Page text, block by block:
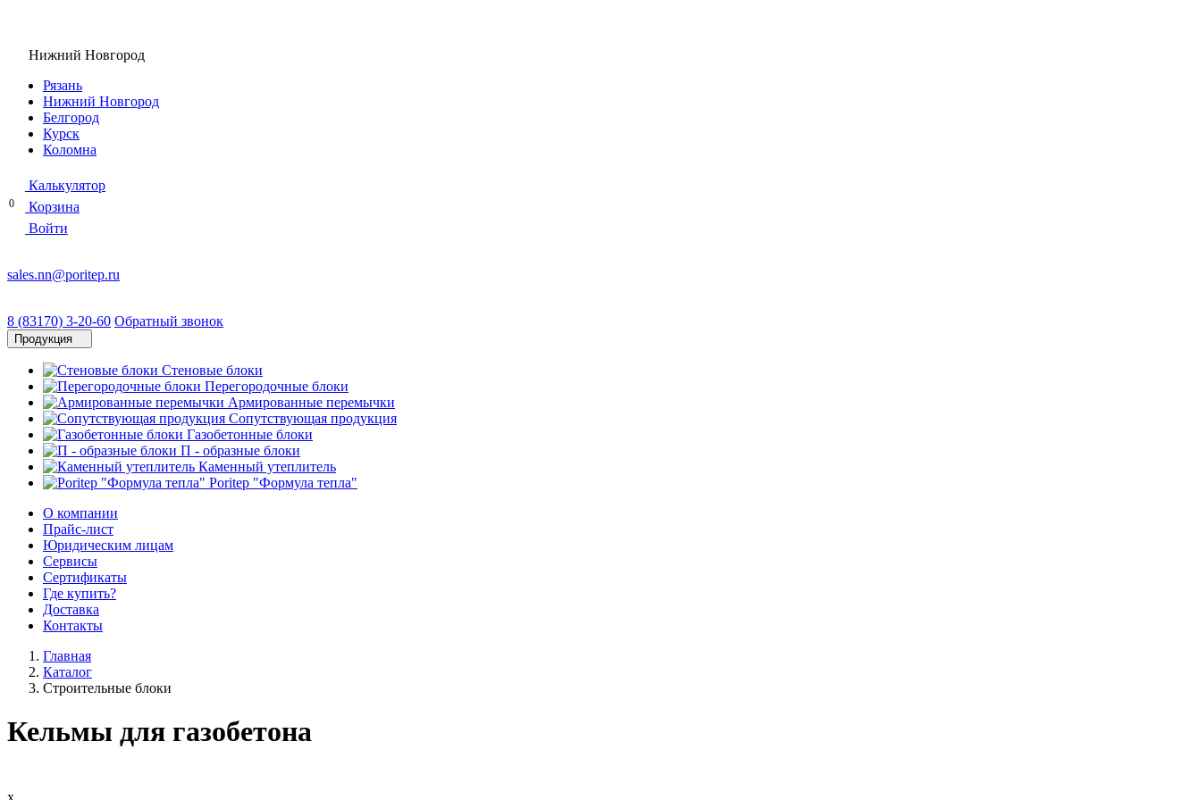
Нижний Новгород
Рязань
Нижний Новгород
Белгород
Курск
Коломна
Калькулятор
Корзина
0
Войти
sales.nn@poritep.ru
8 (83170) 3-20-60 Обратный звонок
Продукция
Стеновые блоки
Перегородочные блоки
Армированные перемычки
Сопутствующая продукция
Газобетонные блоки
П - образные блоки
Каменный утеплитель
Poritep "Формула тепла"
О компании
Прайс-лист
Юридическим лицам
Сервисы
Сертификаты
Где купить?
Доставка
Контакты
Главная
Каталог
Строительные блоки
Кельмы для газобетона
х